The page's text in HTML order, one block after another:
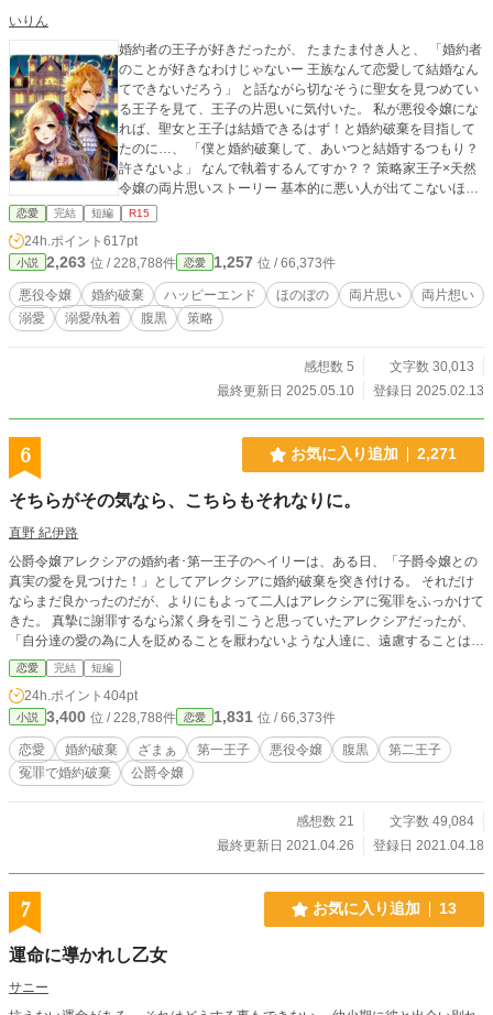
いりん
婚約者の王子が好きだったが、 たまたま付き人と、 「婚約者
のことが好きなわけじゃないー 王族なんて恋愛して結婚なん
てできないだろう」 と話ながら切なそうに聖女を見つめてい
る王子を見て、王子の片思いに気付いた。 私が悪役令嬢にな
れば、聖女と王子は結婚できるはず！と婚約破棄を目指して
たのに…、 「僕と婚約破棄して、あいつと結婚するつもり？
許さないよ」 なんで執着するんてすか？？ 策略家王子×天然
令嬢の両片思いストーリー 基本的に悪い人が出てこないほの
恋愛 完結 短編 R15
24h.ポイント 617pt
小説 2,263 位 / 228,788件 恋愛 1,257 位 / 66,373件
悪役令嬢 婚約破棄 ハッピーエンド ほのぼの 両片思い
両片想い
溺愛
溺愛/執着 腹黒 策略
感想数 5
文字数 30,013
最終更新日 2025.05.10
登録日 2025.02.13
6 お気に入り追加 2,271
そちらがその気なら、こちらもそれなりに。
直野 紀伊路
公爵令嬢アレクシアの婚約者･第一王子のヘイリーは、ある日、「子爵令嬢との
真実の愛を見つけた！」としてアレクシアに婚約破棄を突き付ける。 それだけ
ならまだ良かったのだが、よりにもよって二人はアレクシアに冤罪をふっかけて
きた。 真摯に謝罪するなら潔く身を引こうと思っていたアレクシアだったが、
「自分達の愛の為に人を貶めることを厭わないような人達に、遠慮することはな
いよね♪」と二人を返り討ちにすることにした。 ※小説家になろう様で掲載して
いたお話のリメイクになります。 リメイクですが土台だけ残したフルリメイク
なので、もはや別のお話になっております。 ※カクヨム様、エブリスタ様でも
掲載中。 …ºo｡✵…𖧷''☛Thank you ☚″𖧷…✵｡oº… ☻2021.04.23 183,747pt/24h
☻ ★HOTランキング２位 ★人気ランキング７位 たくさんの方にお読みいただけ
てほんと嬉しいです(*^^*) ありがとうございます！
恋愛 完結 短編
24h.ポイント 404pt
小説 3,400 位 / 228,788件 恋愛 1,831 位 / 66,373件
恋愛 婚約破棄 ざまぁ 第一王子 悪役令嬢 腹黒
第二王子
冤罪で婚約破棄
公爵令嬢
感想数 21
文字数 49,084
最終更新日 2021.04.26
登録日 2021.04.18
7 お気に入り追加 13
運命に導かれし乙女
サニー